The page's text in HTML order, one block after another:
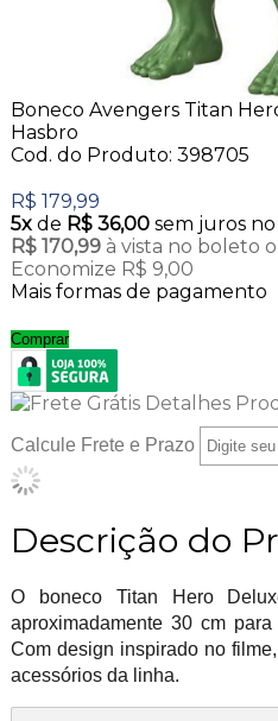
Boneco Avengers Titan
Hasbro
Cod. do Produto: 398705
R$ 179,99
5xde R$ 36,00 sem juros
R$ 170,99 à vista no boleto
Economize R$ 9,00
Mais formas de pagamento
Comprar
Calcule Frete e Prazo
Descrição do
O boneco Titan Hero
aproximadamente 30 cm
Com design inspirado no
acessórios da linha.